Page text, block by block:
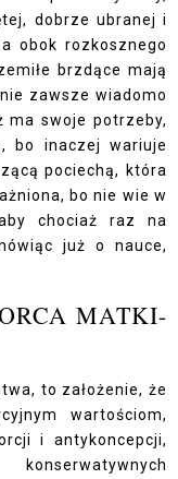
dobrze ubranej i
obok rozkosznego
brzdące mają
zawsze wiadomo
ma swoje potrzeby,
bo inaczej wariuje
pociechą, która
bo nie wie w
chociaż raz na
już o nauce,
MATKI-
to założenie, że
wartościom,
i antykoncepcji,